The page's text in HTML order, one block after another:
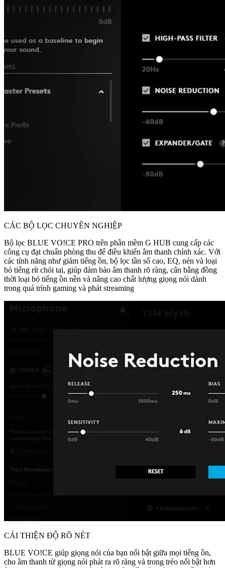
CÁC BỘ LỌC CHUYÊN NGHIỆP
Bộ lọc BLUE VO!CE PRO trên phần mềm G HUB cung cấp các
công cụ đạt chuẩn phòng thu để điều khiển âm thanh chính xác. Với
các tính năng như giảm tiếng ồn, bộ lọc tần số cao, EQ, nén và loại
bỏ tiếng rít chói tai, giúp đảm bảo âm thanh rõ ràng, cân bằng đồng
thời loại bỏ tiếng ồn nền và nâng cao chất lượng giọng nói dành
trong quá trình gaming và phát streaming
CẢI THIỆN ĐỘ RÕ NÉT
BLUE VO!CE giúp giọng nói của bạn nổi bật giữa mọi tiếng ồn,
cho âm thanh từ giọng nói phát ra rõ ràng và trong trẻo nổi bật hơn